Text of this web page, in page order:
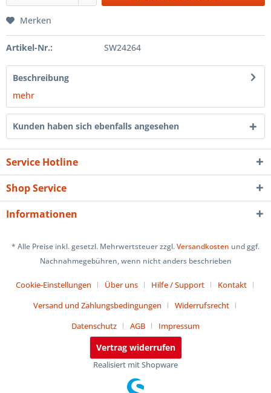
Merken
Artikel-Nr.: SW24264
Beschreibung
mehr
Kunden haben sich ebenfalls angesehen
Service Hotline
Shop Service
Informationen
* Alle Preise inkl. gesetzl. Mehrwertsteuer zzgl.Versandkosten und ggf.
Nachnahmegebühren, wenn nicht anders beschrieben
Cookie-Einstellungen Über uns Hilfe / Support
Kontakt
Versand und Zahlungsbedingungen
Widerrufsrecht
Datenschutz
AGB Impressum
Vertrag widerrufen
Realisiert mit Shopware